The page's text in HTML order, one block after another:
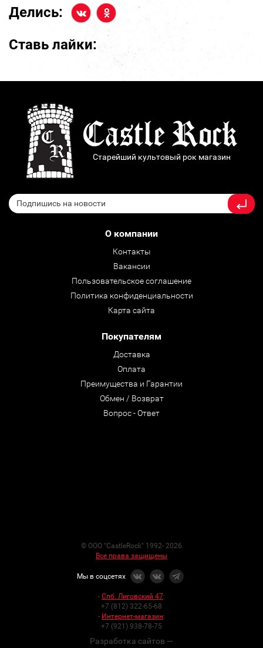
Делись:
Ставь лайки:
Старейший культовый рок магазин
О компании
Контакты
Вакансии
Пользовательское соглашение
Политика конфиденциальности
Карта сайта
Покупателям
Доставка
Оплата
Преимущества и Гарантии
Обмен / Возврат
Вопрос - Ответ
© ООО "CastleRock" 1992- 2026
Все права защищены
Мы в соцсетях
- Спб. Лиговский 47:
+7 (812) 322-65-68
- Интернет-магазин:
+7 (921) 938-78-75
Разработка сайтов —